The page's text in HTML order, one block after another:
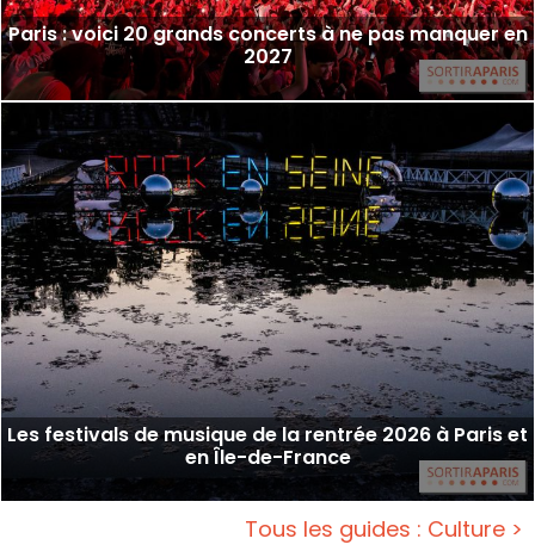
Paris : voici 20 grands concerts à ne pas manquer en
2027
Les festivals de musique de la rentrée 2026 à Paris et
en Île-de-France
Tous les guides : Culture >